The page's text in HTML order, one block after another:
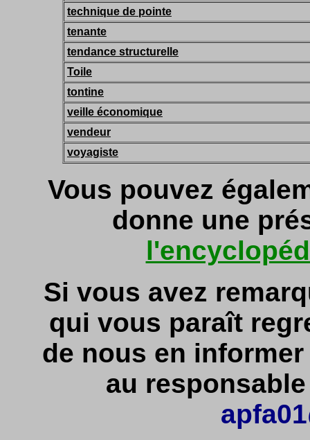
technique de pointe
tenante
tendance structurelle
Toile
tontine
veille économique
vendeur
voyagiste
Vous pouvez
donne une
Si vous avez
qui vous paraît
de nous en
au